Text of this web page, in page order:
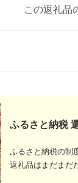
この返礼品
ふるさと納税
ふるさと納税の制
返礼品はまだまだ